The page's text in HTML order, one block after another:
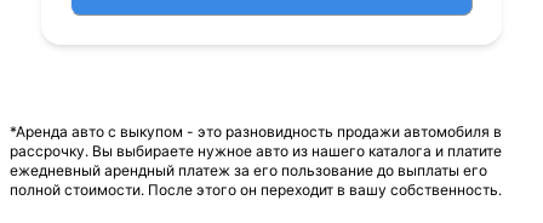
*Аренда авто с выкупом - это разновидность продажи автомобиля в
рассрочку. Вы выбираете нужное авто из нашего каталога и платите
ежедневный арендный платеж за его пользование до выплаты его
полной стоимости. После этого он переходит в вашу собственность.